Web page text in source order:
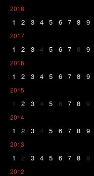
2018
1 2 3 4 5 6 7 8 9
2017
1 2 3 4 5 6 7 8 9
2016
1 2 3 4 5 6 7 8 9
2015
1 2 3 4 5 6 7 8 9
2014
1 2 3 4 5 6 7 8 9
2013
1 2 3 4 5 6 7 8 9
2012